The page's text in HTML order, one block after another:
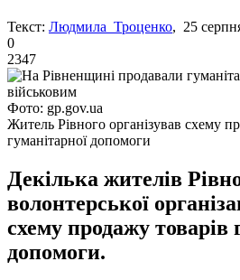
Текст: Людмила Троценко, 25
0
2347
Фото: gp.gov.ua
Житель Рівного організував схему
гуманітарної допомоги
Декілька жителів
волонтерської
схему продажу товарів
допомоги.